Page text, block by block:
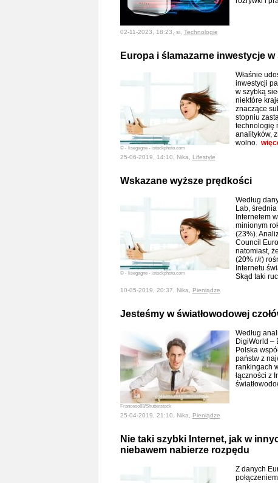
02-11-2023, 18:23, si, Technologie
Europa i ślamazarne inwestycje
© - lisegagne - istockphoto.com
Właśnie
inwestycji
w szybką
niektóre
znaczące
stopniu
technologię
analityków,
wolno.
25-06-2019, 14:10, Nika, Lifestyle
Wskazane wyższe prędkości
© - lisegagne - istockphoto.com
Według
Lab,
Internetem
minionym
(23%).
Council
natomiast,
(20% r/r)
Internetu
Skąd taki
10-05-2019, 20:37, Nika, Pieniądze
Jesteśmy w światłowodowej
Franceso83/Shutterstock
Według
DigiWorld –
Polska
państw z
rankingach
łączności z
25-04-2019, 21:10, Nika, Pieniądze
Nie taki szybki Internet, jak w
niebawem nabierze rozpędu
Z danych